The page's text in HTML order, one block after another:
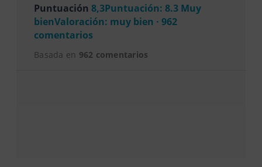
Puntuación 8,3Puntuación: 8.3 Muy
bienValoración: muy bien · 962
comentarios
Basada en 962 comentarios